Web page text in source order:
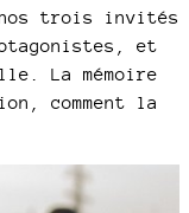
trois invités
et
La mémoire
comment la